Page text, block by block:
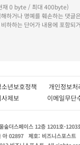
재 0 byte / 최대 400byte)
하거나 명예를 훼손하는 댓글
하하는 단어가 내용에 포함되
소년보호정책 개인정
사제보 이메일무단
숲더스페이스 12층 1201호-1203
아 02897 제호: 비즈니스포스트